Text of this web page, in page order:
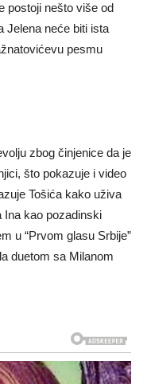
postoji nešto više od
Jelena neće biti ista
pesmu
zbog činjenice da je
što pokazuje i video
Tošića kako uživa
Ina kao pozadinski
u “Prvom glasu Srbije”
duetom sa Milanom